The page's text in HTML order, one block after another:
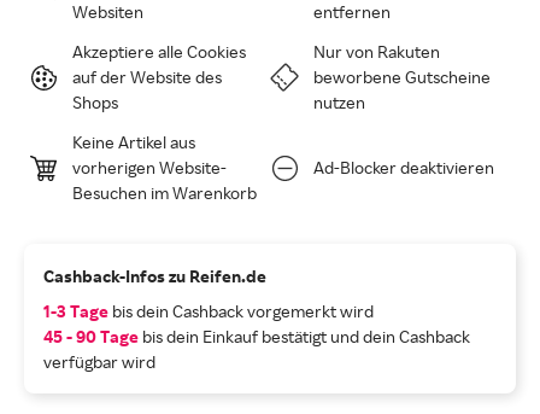
Websiten
entfernen
Akzeptiere alle Cookies
auf der Website des
Shops
Nur von Rakuten
beworbene Gutscheine
nutzen
Keine Artikel aus
vorherigen Website-
Besuchen im Warenkorb
Ad-Blocker deaktivieren
Cashback-Infos zu Reifen.de
1-3 Tage bis dein Cashback vorgemerkt wird
45 - 90 Tage bis dein Einkauf bestätigt und dein Cashback
verfügbar wird